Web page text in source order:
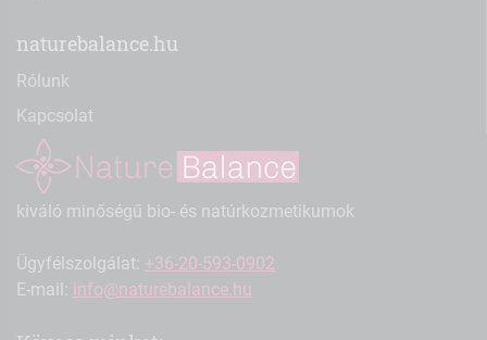
naturebalance.hu
Rólunk
Kapcsolat
kiváló minőségű bio- és natúrkozmetikumok
Ügyfélszolgálat: +36-20-593-0902
E-mail: info@naturebalance.hu